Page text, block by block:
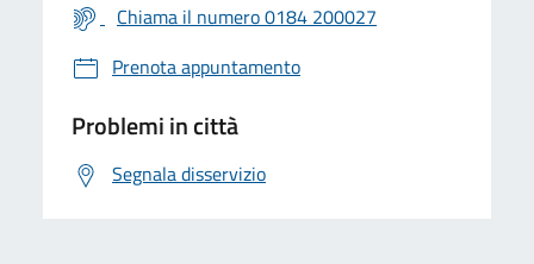
Chiama il numero 0184 200027
Prenota appuntamento
Problemi in città
Segnala disservizio